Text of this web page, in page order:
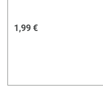
1,99 €